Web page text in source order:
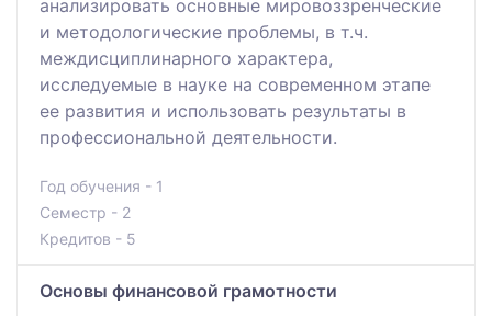
анализировать основные мировоззренческие
и методологические проблемы, в т.ч.
междисциплинарного характера,
исследуемые в науке на современном этапе
ее развития и использовать результаты в
профессиональной деятельности.
Год обучения - 1
Семестр - 2
Кредитов - 5
Основы финансовой грамотности